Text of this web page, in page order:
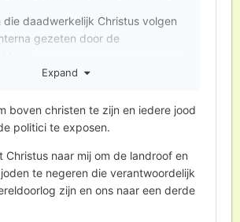
die daadwerkelijk Christus volgen
gezeten door de
Expand
boven christen te zijn en iedere jood
politici te exposen.
Christus naar mij om de landroof en
te negeren die verantwoordelijk
zijn en ons naar een derde